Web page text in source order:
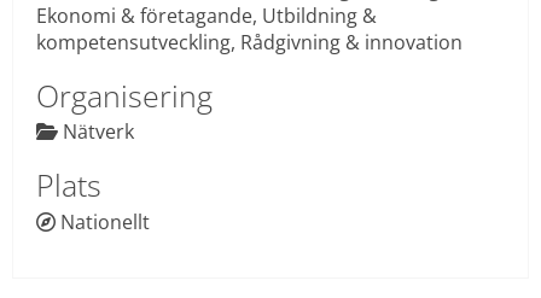
Ekonomi & företagande, Utbildning &
kompetensutveckling, Rådgivning & innovation
Organisering
 Nätverk
Plats
 Nationellt